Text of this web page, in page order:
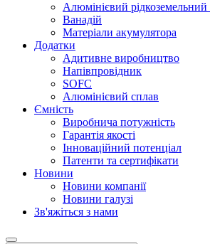
Алюмінієвий рідкоземельний
Ванадій
Матеріали акумулятора
Додатки
Адитивне виробництво
Напівпровідник
SOFC
Алюмінієвий сплав
Ємність
Виробнича потужність
Гарантія якості
Інноваційний потенціал
Патенти та сертифікати
Новини
Новини компанії
Новини галузі
Зв'яжіться з нами